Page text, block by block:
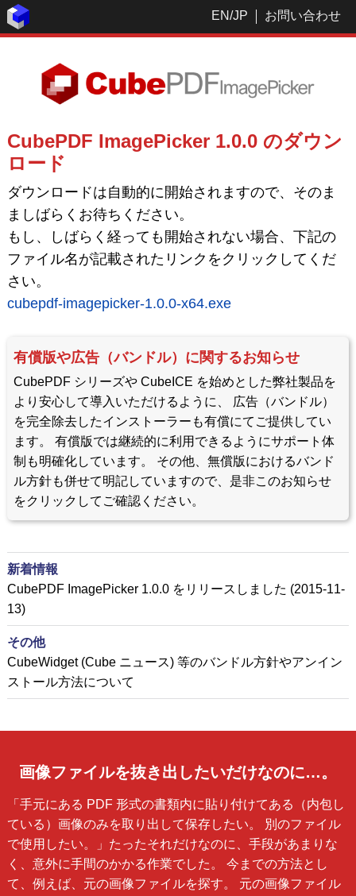
EN/JP お問い合わせ
CubePDF ImagePicker 1.0.0 のダウン
ロード
ダウンロードは自動的に開始されますので、そのま
ましばらくお待ちください。
もし、しばらく経っても開始されない場合、下記の
ファイル名が記載されたリンクをクリックしてくだ
さい。
cubepdf-imagepicker-1.0.0-x64.exe
有償版や広告（バンドル）に関するお知らせ
CubePDF シリーズや CubeICE を始めとした弊社製品を
より安心して導入いただけるように、 広告（バンドル）
を完全除去したインストーラーも有償にてご提供してい
ます。 有償版では継続的に利用できるようにサポート体
制も明確化しています。 その他、無償版におけるバンド
ル方針も併せて明記していますので、是非このお知らせ
をクリックしてご確認ください。
新着情報
CubePDF ImagePicker 1.0.0 をリリースしました (2015-11-
13)
その他
CubeWidget (Cube ニュース) 等のバンドル方針やアンイン
ストール方法について
画像ファイルを抜き出したいだけなのに…。
「手元にある PDF 形式の書類内に貼り付けてある（内包し
ている）画像のみを取り出して保存したい。 別のファイル
で使用したい。」たったそれだけなのに、手段があまりな
く、意外に手間のかかる作業でした。 今までの方法とし
て、例えば、元の画像ファイルを探す。 元の画像ファイル